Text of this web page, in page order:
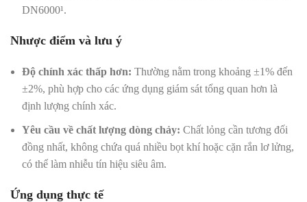
DN6000¹.
Nhược điểm và lưu ý
Độ chính xác thấp hơn: Thường nằm trong khoảng ±1% đến
±2%, phù hợp cho các ứng dụng giám sát tổng quan hơn là
định lượng chính xác.
Yêu cầu về chất lượng dòng chảy: Chất lỏng cần tương đối
đồng nhất, không chứa quá nhiều bọt khí hoặc cặn rắn lơ lửng,
có thể làm nhiễu tín hiệu siêu âm.
Ứng dụng thực tế